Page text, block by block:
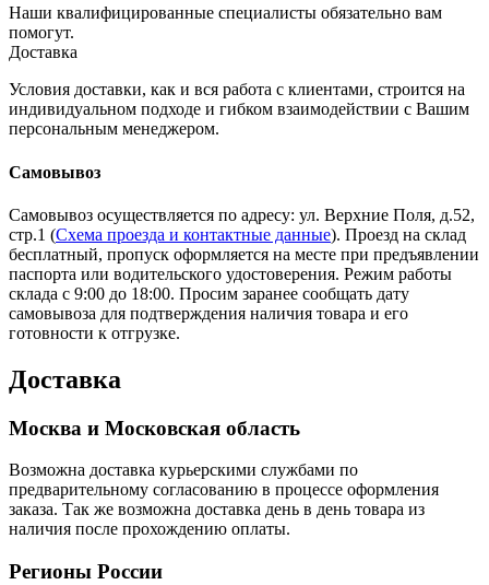
Наши квалифицированные специалисты обязательно вам
помогут.
Доставка
Условия доставки, как и вся работа с клиентами, строится на
индивидуальном подходе и гибком взаимодействии с Вашим
персональным менеджером.
Самовывоз
Самовывоз осуществляется по адресу: ул. Верхние Поля, д.52,
стр.1 (Схема проезда и контактные данные). Проезд на склад
бесплатный, пропуск оформляется на месте при предъявлении
паспорта или водительского удостоверения. Режим работы
склада с 9:00 до 18:00. Просим заранее сообщать дату
самовывоза для подтверждения наличия товара и его
готовности к отгрузке.
Доставка
Москва и Московская область
Возможна доставка курьерскими службами по
предварительному согласованию в процессе оформления
заказа. Так же возможна доставка день в день товара из
наличия после прохождению оплаты.
Регионы России